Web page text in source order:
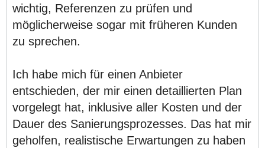
wichtig, Referenzen zu prüfen und
möglicherweise sogar mit früheren Kunden
zu sprechen.
Ich habe mich für einen Anbieter
entschieden, der mir einen detaillierten Plan
vorgelegt hat, inklusive aller Kosten und der
Dauer des Sanierungsprozesses. Das hat mir
geholfen, realistische Erwartungen zu haben